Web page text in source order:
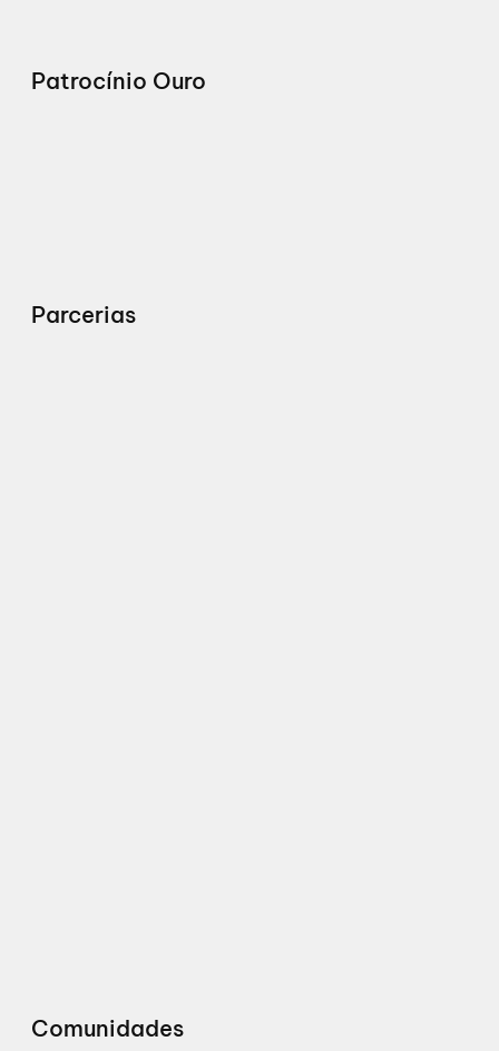
Patrocínio Ouro
Parcerias
Comunidades